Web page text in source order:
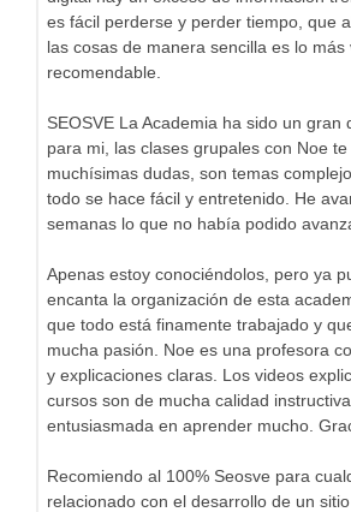
es fácil perderse y perder tiempo, que
las cosas de manera sencilla es lo más
recomendable.
SEOSVE La Academia ha sido un gran
para mi, las clases grupales con Noe te
muchísimas dudas, son temas
todo se hace fácil y entretenido. He
semanas lo que no había podido
Apenas estoy conociéndolos, pero ya
encanta la organización de esta
que todo está finamente trabajado y
mucha pasión. Noe es una profesora
y explicaciones claras. Los videos
cursos son de mucha calidad
entusiasmada en aprender mucho.
Recomiendo al 100% Seosve para
relacionado con el desarrollo de un